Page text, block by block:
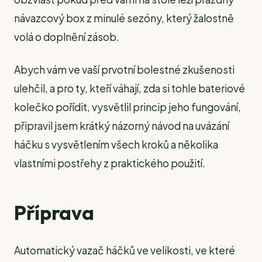
návazcový box z minulé sezóny, který žalostně
volá o doplnění zásob.
Abych vám ve vaší prvotní bolestné zkušenosti
ulehčil, a pro ty, kteří váhají, zda si tohle bateriové
kolečko pořídit, vysvětlil princip jeho fungování,
připravil jsem krátký názorný návod na uvázání
háčku s vysvětlením všech kroků a několika
vlastními postřehy z praktického použití.
Příprava
Automatický vazač háčků ve velikosti, ve které